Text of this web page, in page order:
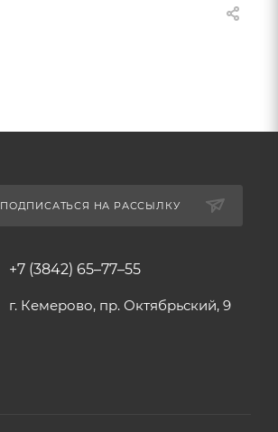
ПОДПИСАТЬСЯ НА РАССЫЛКУ
+7 (3842) 65–77–55
г. Кемерово, пр. Октябрьский, 9